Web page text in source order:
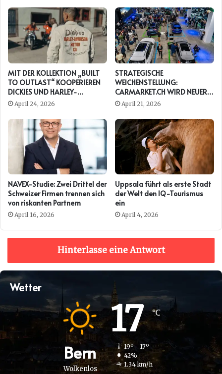
MIT DER KOLLEKTION „BUILT
TO OUTLAST“ KOOPERIEREN
DICKIES UND HARLEY-
DAVIDSON ERNEUT
April 24, 2026
STRATEGISCHE
WEICHENSTELLUNG:
CARMARKET.CH WIRD NEUER
PRESENTING PARTNER DER
AUTO ZÜRICH
April 21, 2026
NAVEX-Studie: Zwei Drittel der
Schweizer Firmen trennen sich
von riskanten Partnern
April 16, 2026
Uppsala führt als erste Stadt
der Welt den IQ-Tourismus
ein
April 4, 2026
Hinterlasse eine Antwort
Wetter
Bern
Wolkenlos
17℃
19º - 17º
42%
1.34 km/h